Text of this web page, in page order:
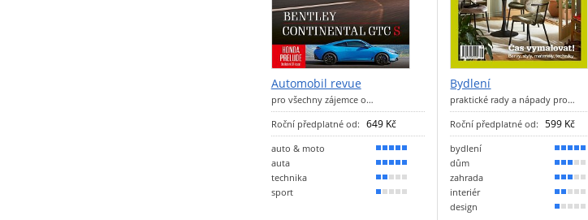
Automobil revue
pro všechny zájemce o…
Roční předplatné od: 649 Kč
auto & moto
100 %
auta
90 %
technika
30 %
sport
20 %
Bydlení
praktické rady a nápady pro…
Roční předplatné od: 599 Kč
bydlení
90 %
dům
60 %
zahrada
60 %
interiér
40 %
design
10 %